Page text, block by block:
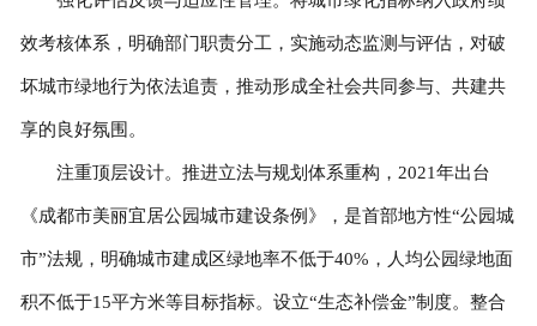
效考核体系，明确部门职责分工，实施动态监测与评估，对破
坏城市绿地行为依法追责，推动形成全社会共同参与、共建共
享的良好氛围。
注重顶层设计。推进立法与规划体系重构，2021年出台
《成都市美丽宜居公园城市建设条例》，是首部地方性“公园城
市”法规，明确城市建成区绿地率不低于40%，人均公园绿地面
积不低于15平方米等目标指标。设立“生态补偿金”制度。整合